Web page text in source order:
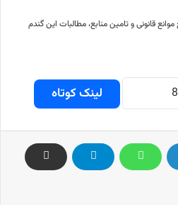
قانونی و تامین منابع، مطالبات این گندم
لینک کوتاه